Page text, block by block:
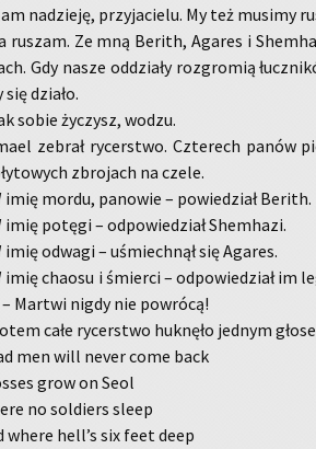
na­dzie­ję, przy­ja­cie­lu. My też mu­si­my
ru­szam. Ze mną Be­rith, Aga­res i
Gdy nasze od­dzia­ły roz­gro­mią
dzia­ło.
sobie ży­czysz, wodzu.
ze­brał ry­cer­stwo. Czte­rech panów
zbro­jach na czele.
imię mordu, pa­no­wie – po­wie­dział Be­rith.
imię po­tę­gi – od­po­wie­dział Shem­ha­zi.
imię od­wa­gi – uśmiech­nął się Aga­res.
imię cha­osu i śmier­ci – od­po­wie­dział im
– Mar­twi nigdy nie po­wró­cą!
całe ry­cer­stwo huk­nę­ło jed­nym
men will never come back
grow on Seol
no sol­diers sleep
where hell’s six feet deep